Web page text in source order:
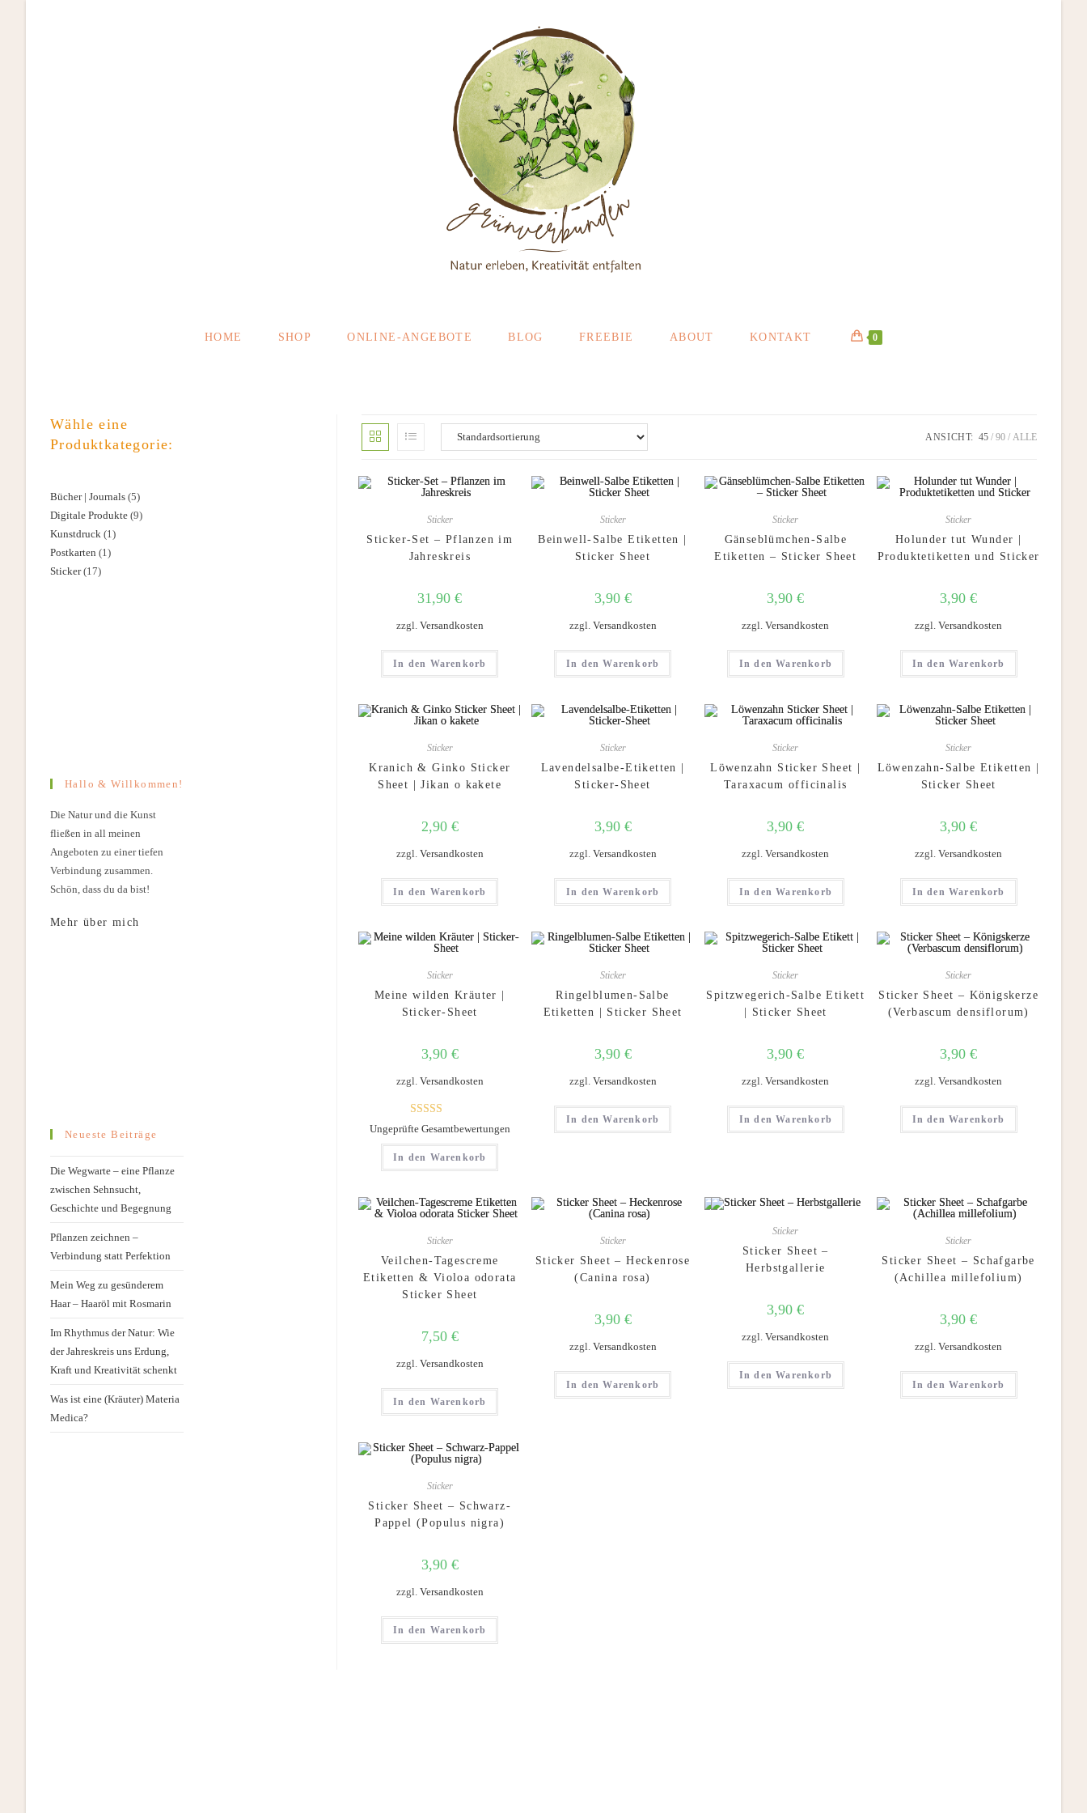
HOME SHOP ONLINE-ANGEBOTE BLOG FREEBIE ABOUT KONTAKT 0
ANSICHT: 45 90 ALLE
Sticker
Sticker-Set – Pflanzen im
Jahreskreis
31,90€
zzgl. Versandkosten
In den Warenkorb
Sticker
Beinwell-Salbe Etiketten |
Sticker Sheet
3,90 €
zzgl. Versandkosten
In den Warenkorb
Sticker
Gänseblümchen-Salbe
Etiketten – Sticker Sheet
3,90€
zzgl.Versandkosten
In den Warenkorb
Sticker
Holunder tut Wunder |
Produktetiketten und Sticker
3,90€
zzgl.Versandkosten
In den Warenkorb
Sticker
Kranich & Ginko Sticker
Sheet | Jikan o kakete
2,90 €
zzgl. Versandkosten
In den Warenkorb
Sticker
Lavendelsalbe-Etiketten |
Sticker-Sheet
3,90 €
zzgl. Versandkosten
In den Warenkorb
Sticker
Löwenzahn Sticker Sheet |
Taraxacum officinalis
3,90€
zzgl.Versandkosten
In den Warenkorb
Sticker
Löwenzahn-Salbe Etiketten |
Sticker Sheet
3,90€
zzgl.Versandkosten
In den Warenkorb
Sticker
Meine wilden Kräuter |
Sticker-Sheet
3,90 €
zzgl. Versandkosten
Bewertet mit
5.00von 5
Ungeprüfte Gesamtbewertungen
In den Warenkorb
Sticker
Ringelblumen-Salbe
Etiketten | Sticker Sheet
3,90 €
zzgl. Versandkosten
In den Warenkorb
Sticker
Spitzwegerich-Salbe Etikett
| Sticker Sheet
3,90€
zzgl.Versandkosten
In den Warenkorb
Sticker
Sticker Sheet – Königskerze
(Verbascum densiflorum)
3,90€
zzgl.Versandkosten
In den Warenkorb
Sticker
Veilchen-Tagescreme
Etiketten & Violoa odorata
Sticker Sheet
7,50 €
zzgl. Versandkosten
In den Warenkorb
Sticker
Sticker Sheet – Heckenrose
(Canina rosa)
3,90 €
zzgl. Versandkosten
In den Warenkorb
Sticker
Sticker Sheet –
Herbstgallerie
3,90€
zzgl.Versandkosten
In den Warenkorb
Sticker
Sticker Sheet – Schafgarbe
(Achillea millefolium)
3,90€
zzgl.Versandkosten
In den Warenkorb
Sticker
Sticker Sheet – Schwarz-
Pappel (Populus nigra)
3,90 €
zzgl. Versandkosten
In den Warenkorb
Wähle eine
Produktkategorie:
Bücher | Journals 55
Produkte
Digitale Produkte 99
Kunstdruck 11
Postkarten 11
Sticker 1717
Hallo & Willkommen!
Die Natur und die Kunst
fließen in all meinen
Angeboten zu einer tiefen
Verbindung zusammen.
Schön, dass du da bist!
Mehr über mich
Neueste Beiträge
Die Wegwarte – eine Pflanze
zwischen Sehnsucht,
Geschichte und Begegnung
Pflanzen zeichnen –
Verbindung statt Perfektion
Mein Weg zu gesünderem
Haar – Haaröl mit Rosmarin
Im Rhythmus der Natur: Wie
der Jahreskreis uns Erdung,
Kraft und Kreativität schenkt
Was ist eine (Kräuter) Materia
Medica?